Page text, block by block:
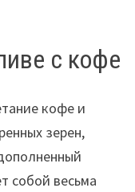
с кофе
кофе и
зерен,
собой весьма